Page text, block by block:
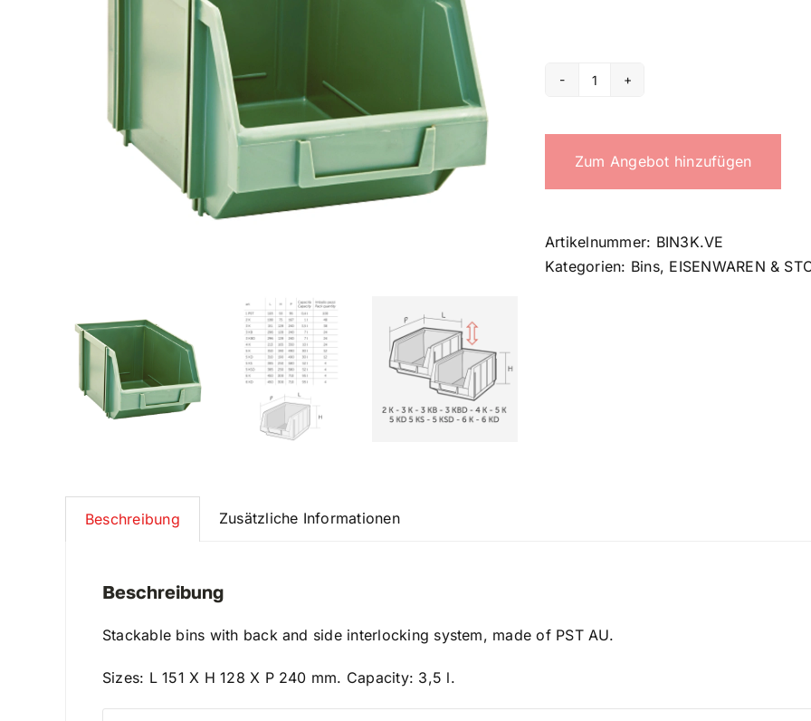
3K
Menge
Zum Angebot hinzufügen
Artikelnummer: BIN3K.VE
Kategorien: Bins, EISENWAREN &
Beschreibung Zusätzliche Informationen
Beschreibung
Stackable bins with back and side interlocking system, made of PST AU.
Sizes: L 151 X H 128 X P 240 mm. Capacity: 3,5 l.